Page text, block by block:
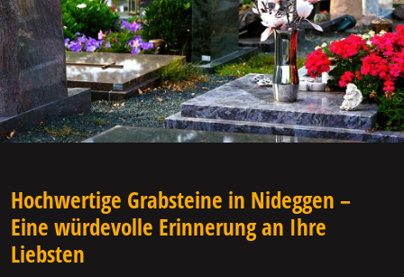
Hochwertige Grabsteine in Nideggen –
Eine würdevolle Erinnerung an Ihre
Liebsten